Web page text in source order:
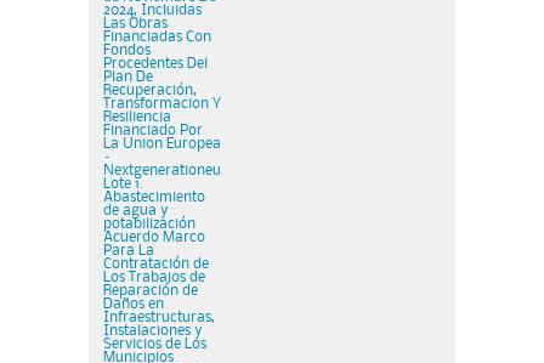
2024, Incluidas
Las Obras
Financiadas Con
Fondos
Procedentes Del
Plan De
Recuperación,
Transformacion Y
Resiliencia
Financiado Por
La Union Europea
–
Nextgenerationeu
Lote 1.
Abastecimiento
de agua y
potabilización
Acuerdo Marco
Para La
Contratación de
Los Trabajos de
Reparación de
Daños en
Infraestructuras,
Instalaciones y
Servicios de Los
Municipios